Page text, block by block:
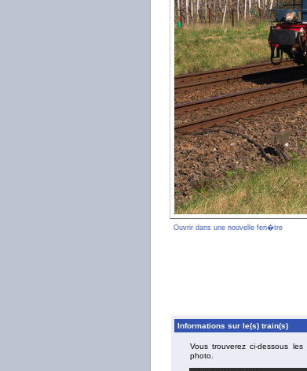
Ouvrir dans une nouvelle fen�tre
Informations sur le(s) train(s)
Vous trouverez ci-dessous
photo.